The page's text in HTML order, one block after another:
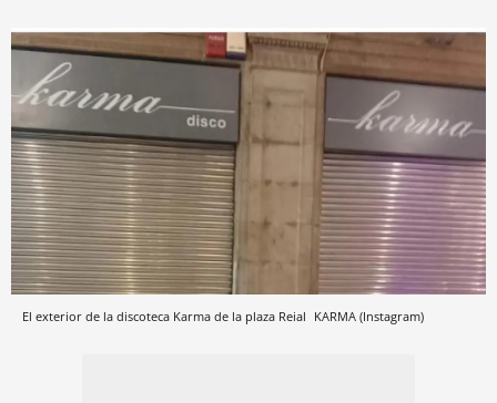
El exterior de la discoteca Karma de la plaza Reial KARMA (Instagram)